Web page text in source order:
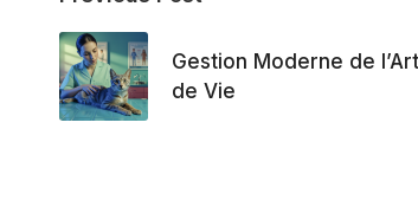
navigationGestion Moderne de
de Vie